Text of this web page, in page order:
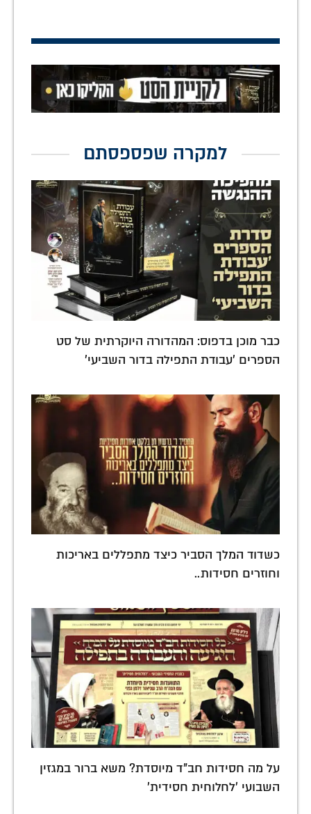
למקרה שפספסתם
כבר מוכן בדפוס: המהדורה היוקרתית של סט
הספרים 'עבודת התפילה בדור השביעי'
כשדוד המלך הסביר כיצד מתפללים באריכות
וחוזרים חסידות..
על מה חסידות חב"ד מיוסדת? משא ברור במגזין
השבועי 'לחלוחית חסידית'